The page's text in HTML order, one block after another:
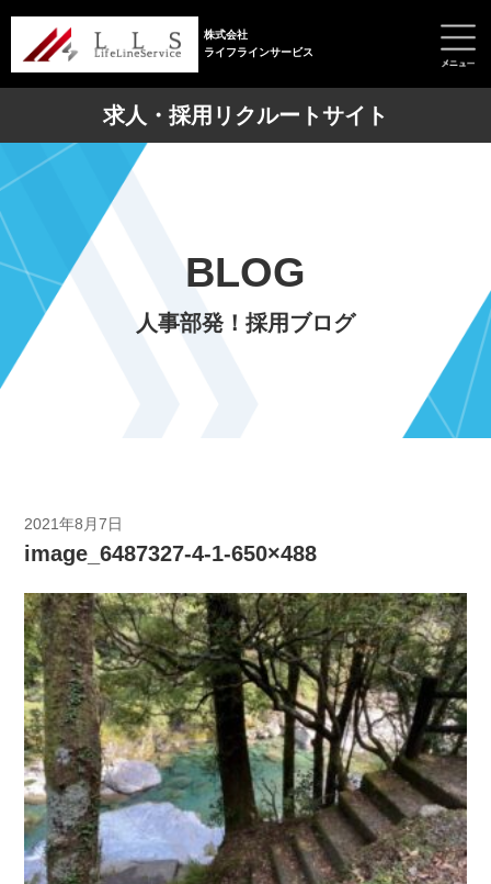
株式会社
ライフラインサービス
求人・採用リクルートサイト
BLOG
人事部発！採用ブログ
2021年8月7日
image_6487327-4-1-650×488